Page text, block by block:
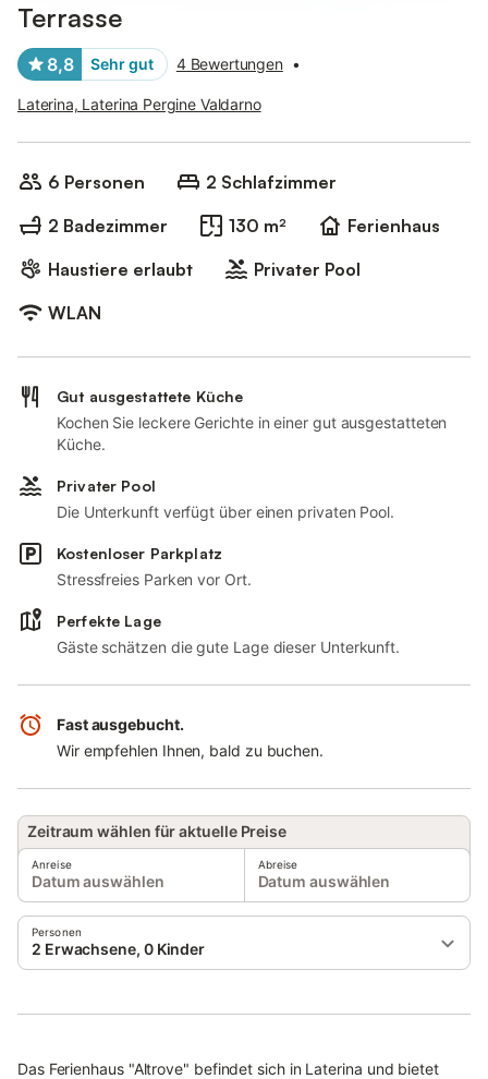
Terrasse
8,8 Sehr gut 4 Bewertungen •
Laterina, Laterina Pergine Valdarno
6 Personen
2 Schlafzimmer
2 Badezimmer
130 m²
Ferienhaus
Haustiere erlaubt
Privater Pool
WLAN
Gut ausgestattete Küche
Kochen Sie leckere Gerichte in einer gut ausgestatteten
Küche.
Privater Pool
Die Unterkunft verfügt über einen privaten Pool.
Kostenloser Parkplatz
Stressfreies Parken vor Ort.
Perfekte Lage
Gäste schätzen die gute Lage dieser Unterkunft.
Fast ausgebucht.
Wir empfehlen Ihnen, bald zu buchen.
Zeitraum wählen für aktuelle Preise
Anreise
Datum auswählen
Abreise
Datum auswählen
Personen
2 Erwachsene, 0 Kinder
Das Ferienhaus "Altrove" befindet sich in Laterina und bietet